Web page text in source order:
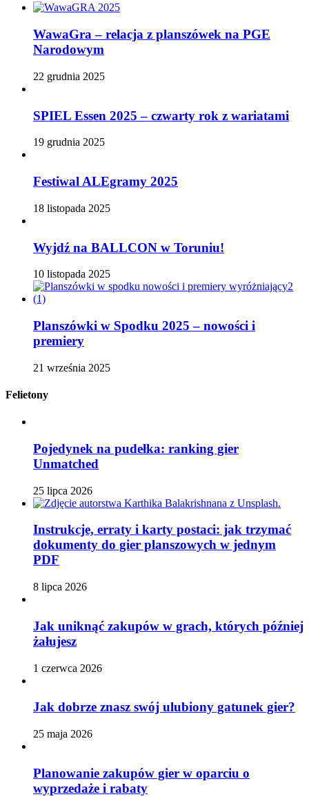
WawaGra – relacja z planszówek na PGE
Narodowym
22 grudnia 2025
SPIEL Essen 2025 – czwarty rok z wariatami
19 grudnia 2025
Festiwal ALEgramy 2025
18 listopada 2025
Wyjdź na BALLCON w Toruniu!
10 listopada 2025
Planszówki w Spodku 2025 – nowości i
premiery
21 września 2025
Felietony
Pojedynek na pudełka: ranking gier
Unmatched
25 lipca 2026
Instrukcje, erraty i karty postaci: jak trzymać
dokumenty do gier planszowych w jednym
PDF
8 lipca 2026
Jak uniknąć zakupów w grach, których później
żałujesz
1 czerwca 2026
Jak dobrze znasz swój ulubiony gatunek gier?
25 maja 2026
Planowanie zakupów gier w oparciu o
wyprzedaże i rabaty